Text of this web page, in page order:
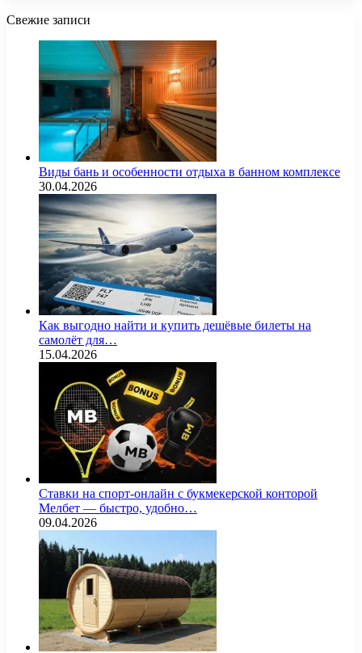
Свежие записи
Виды бань и особенности отдыха в банном комплексе
30.04.2026
Как выгодно найти и купить дешёвые билеты на
самолёт для…
15.04.2026
Ставки на спорт-онлайн с букмекерской конторой
Мелбет — быстро, удобно…
09.04.2026